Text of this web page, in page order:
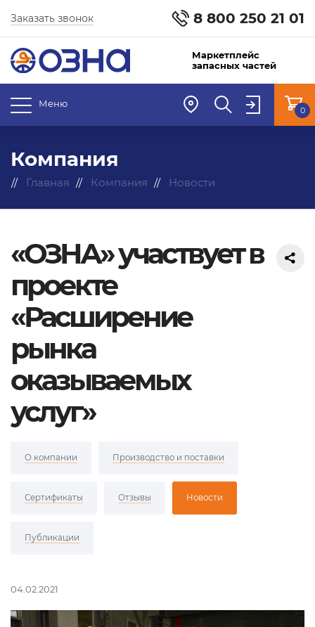
8 800 250 21 01
Заказать звонок
Маркетплейс
запасных частей
Меню
0
Компания
Главная Компания Новости
«ОЗНА» участвует в
проекте
«Расширение
рынка
оказываемых
услуг»
О компании Производство и поставки
Сертификаты Отзывы Новости
Публикации
04.02.2021